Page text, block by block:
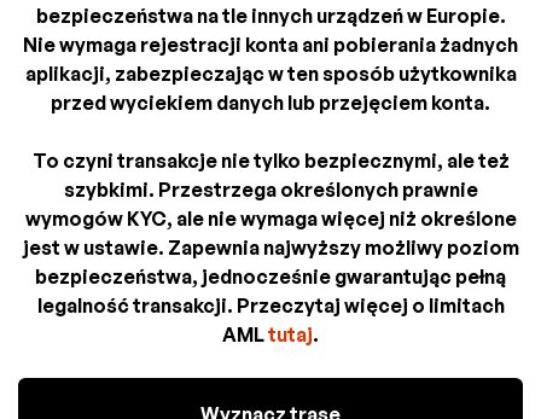
bezpieczeństwa na tle innych urządzeń w Europie.
Nie wymaga rejestracji konta ani pobierania żadnych
aplikacji, zabezpieczając w ten sposób użytkownika
przed wyciekiem danych lub przejęciem konta.
To czyni transakcje nie tylko bezpiecznymi, ale też
szybkimi. Przestrzega określonych prawnie
wymogów KYC, ale nie wymaga więcej niż określone
jest w ustawie. Zapewnia najwyższy możliwy poziom
bezpieczeństwa, jednocześnie gwarantując pełną
legalność transakcji. Przeczytaj więcej o limitach
AMLtutaj.
Wyznacz trasę